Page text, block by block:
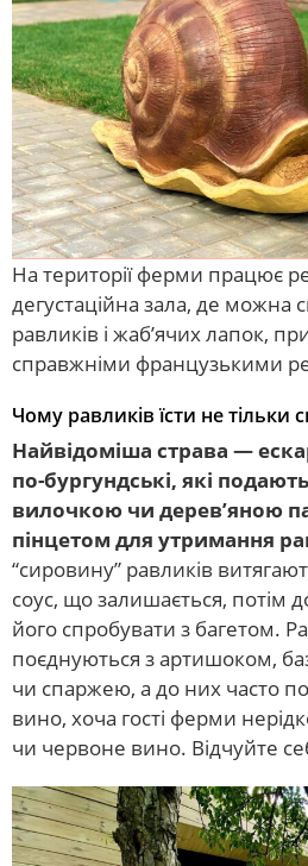
На території ферми працює
дегустаційна зала, де можна
равликів і жаб’ячих лапок,
справжніми французькими
Чому равликів їсти не тільки
Найвідоміша страва —
по-бургундські, які
вилочкою чи дерев’яною
пінцетом для утримання
“сировину” равликів
соус, що залишається, потім
його спробувати з багетом.
поєднуються з артишоком,
чи спаржею, а до них часто
вино, хоча гості ферми
чи червоне вино. Відчуйте